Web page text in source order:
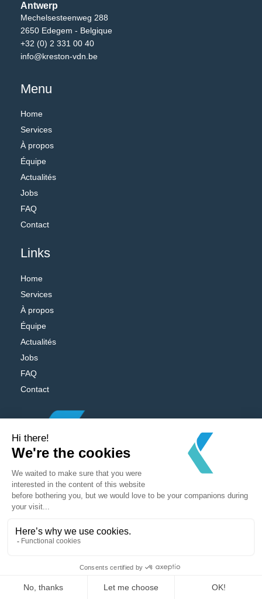
Antwerp
Mechelsesteenweg 288
2650 Edegem - Belgique
+32 (0) 2 331 00 40
info@kreston-vdn.be
Menu
Home
Services
À propos
Équipe
Actualités
Jobs
FAQ
Contact
Links
Home
Services
À propos
Équipe
Actualités
Jobs
FAQ
Contact